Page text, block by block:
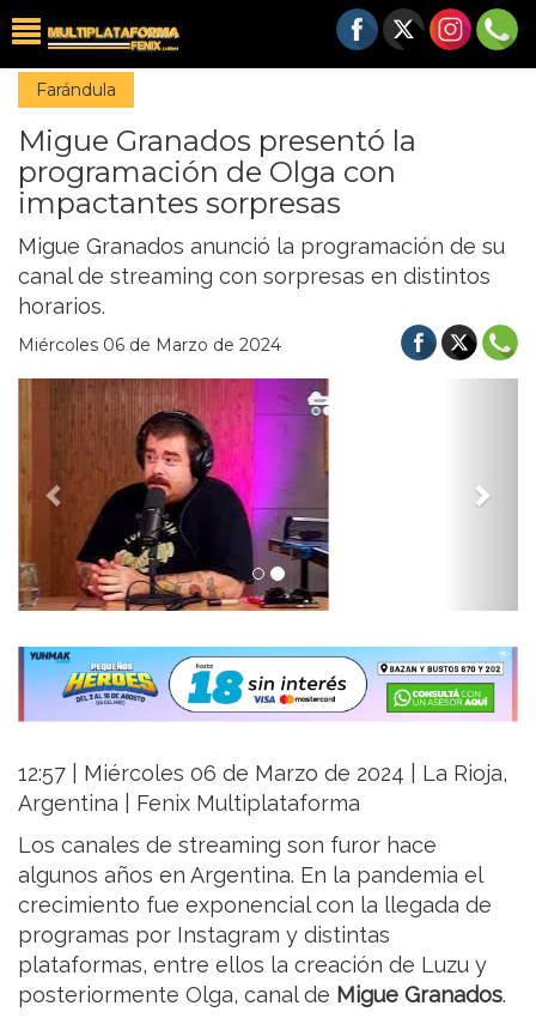
Farándula
Migue Granados presentó la
programación de Olga con
impactantes sorpresas
Migue Granados anunció la programación de su
canal de streaming con sorpresas en distintos
horarios.
Miércoles 06 de Marzo de 2024
Previous
12:57 | Miércoles 06 de Marzo de 2024 | La Rioja,
Argentina | Fenix Multiplataforma
Los canales de streaming son furor hace
algunos años en Argentina. En la pandemia el
crecimiento fue exponencial con la llegada de
programas por Instagram y distintas
plataformas, entre ellos la creación de Luzu y
posteriormente Olga, canal de Migue Granados.